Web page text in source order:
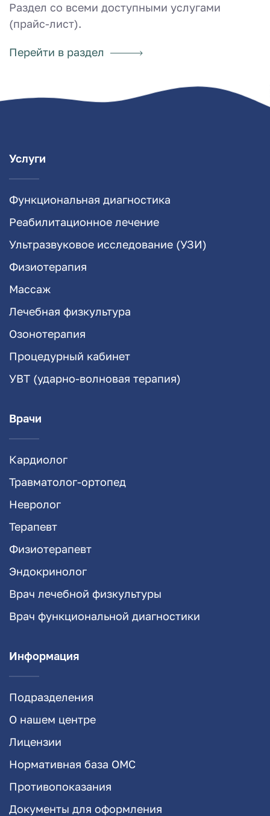
Раздел со всеми доступными услугами
(прайс-лист).
Перейти в раздел
Услуги
Функциональная диагностика
Реабилитационное лечение
Ультразвуковое исследование (УЗИ)
Физиотерапия
Массаж
Лечебная физкультура
Озонотерапия
Процедурный кабинет
УВТ (ударно-волновая терапия)
Врачи
Кардиолог
Травматолог-ортопед
Невролог
Терапевт
Физиотерапевт
Эндокринолог
Врач лечебной физкультуры
Врач функциональной диагностики
Информация
Подразделения
О нашем центре
Лицензии
Нормативная база ОМС
Противопоказания
Документы для оформления